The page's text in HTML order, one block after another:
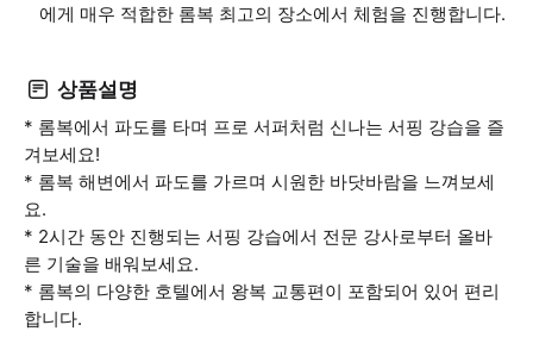
에게 매우 적합한 롬복 최고의 장소에서 체험을 진행합니다.
상품설명
* 롬복에서 파도를 타며 프로 서퍼처럼 신나는 서핑 강습을 즐
겨보세요!
* 롬복 해변에서 파도를 가르며 시원한 바닷바람을 느껴보세
요.
* 2시간 동안 진행되는 서핑 강습에서 전문 강사로부터 올바
른 기술을 배워보세요.
* 롬복의 다양한 호텔에서 왕복 교통편이 포함되어 있어 편리
합니다.